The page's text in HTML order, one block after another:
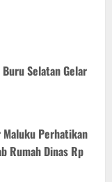
Selatan Gelar
Maluku Perhatikan
Rumah Dinas Rp